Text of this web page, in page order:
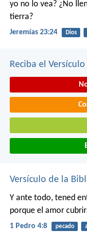
yo no lo vea? ¿No
tierra?
Jeremías 23:24 Dios
Reciba el
Versículo de la
Y ante todo, tened
porque el amor
1 Pedro 4:8 pecado